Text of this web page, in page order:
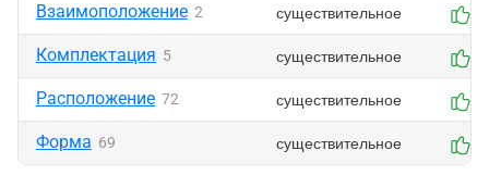
Взаимоположение 2 существительное
Комплектация 5 существительное
Расположение 72 существительное
Форма 69 существительное